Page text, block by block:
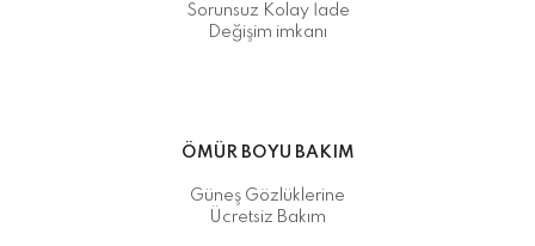
Sorunsuz Kolay İade
Değişim imkanı
ÖMÜR BOYU BAKIM
Güneş Gözlüklerine
Ücretsiz Bakım